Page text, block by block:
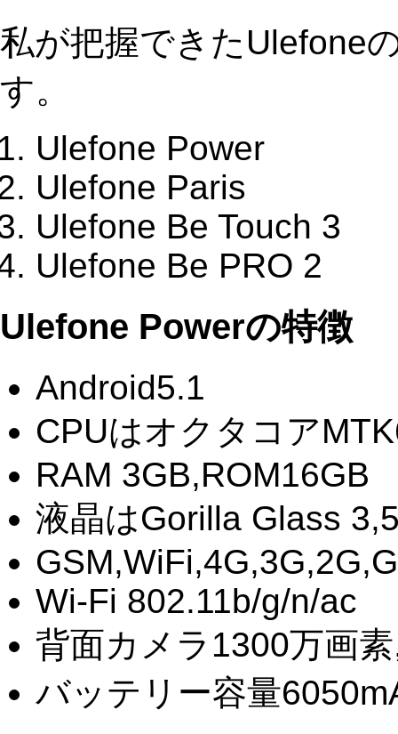
私が把握できたUlefone
す。
Ulefone Power
Ulefone Paris
Ulefone Be Touch 3
Ulefone Be PRO 2
Ulefone Powerの特徴
Android5.1
CPUはオクタコア
RAM 3GB,ROM16GB
液晶はGorilla Glass
Wi-Fi 802.11b/g/n/ac
背面カメラ1300万画
バッテリー容量